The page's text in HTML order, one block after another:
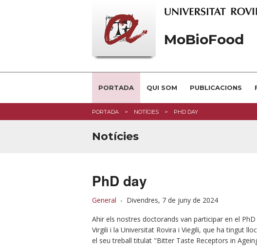
MoBioFood
PORTADA QUI SOM PUBLICACIONS
PORTADA NOTÍCIES PHD DAY
Notícies
PhD day
General - Divendres, 7 de juny de 2024
Ahir els nostres doctorands van participar en el
Virgili i la Universitat Rovira i Viegili, que ha tingut
el seu treball titulat "Bitter Taste Receptors in